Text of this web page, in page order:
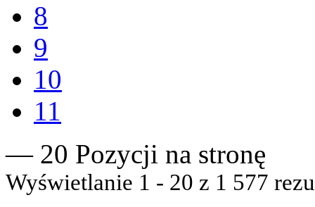
8
9
10
11
— 20 Pozycji na stronę
Wyświetlanie 1 - 20 z 1 577